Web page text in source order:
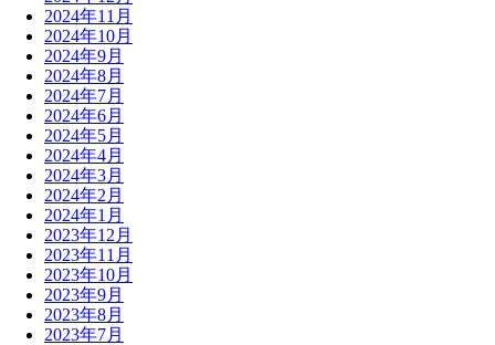
2024年11月
2024年10月
2024年9月
2024年8月
2024年7月
2024年6月
2024年5月
2024年4月
2024年3月
2024年2月
2024年1月
2023年12月
2023年11月
2023年10月
2023年9月
2023年8月
2023年7月